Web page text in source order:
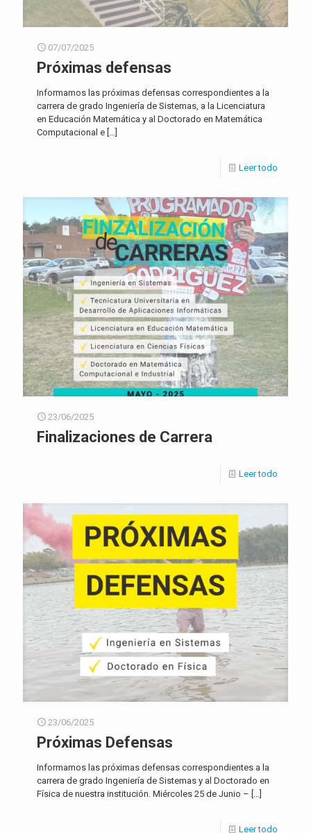
07/07/2025
Próximas defensas
Informamos las próximas defensas correspondientes a la
carrera de grado Ingeniería de Sistemas, a la Licenciatura
en Educación Matemática y al Doctorado en Matemática
Computacional e […]
Leer todo
23/06/2025
Finalizaciones de Carrera
Leer todo
23/06/2025
Próximas Defensas
Informamos las próximas defensas correspondientes a la
carrera de grado Ingeniería de Sistemas y al Doctorado en
Física de nuestra institución. Miércoles 25 de Junio – […]
Leer todo